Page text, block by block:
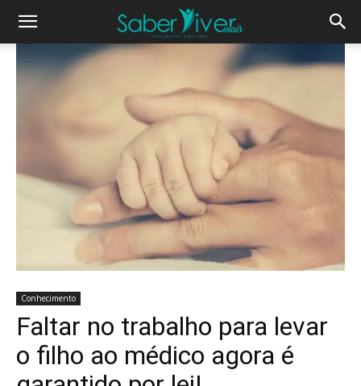
Conhecimento
Faltar no trabalho para levar
o filho ao médico agora é